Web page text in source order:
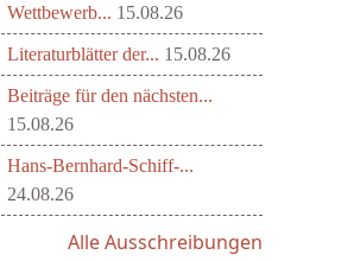
Wettbewerb... 15.08.26
Literaturblätter der... 15.08.26
Beiträge für den nächsten...
15.08.26
Hans-Bernhard-Schiff-...
24.08.26
Alle Ausschreibungen